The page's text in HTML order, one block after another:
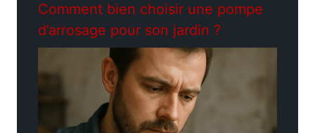
Comment bien choisir une pompe
d’arrosage pour son jardin ?